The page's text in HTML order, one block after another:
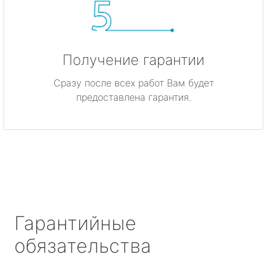
Получение гарантии
Сразу после всех работ Вам будет
предоставлена гарантия.
Гарантийные
обязательства